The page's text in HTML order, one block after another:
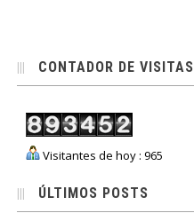
CONTADOR DE VISITAS
Visitantes de hoy : 965
ÚLTIMOS POSTS